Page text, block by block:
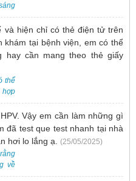
vui
và hiện chỉ có thẻ điện tử trên
khám tại bệnh viện, em có thể
hay cần mang theo thẻ giấy
thể
hợp
Vậy em cần làm những gì
đã test que test nhanh tại nhà
hơi lo lắng ạ. (25/05/2025)
về